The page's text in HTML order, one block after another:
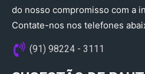
do nosso compromisso com a
Contate-nos nos telefones
(91) 98224 - 3111